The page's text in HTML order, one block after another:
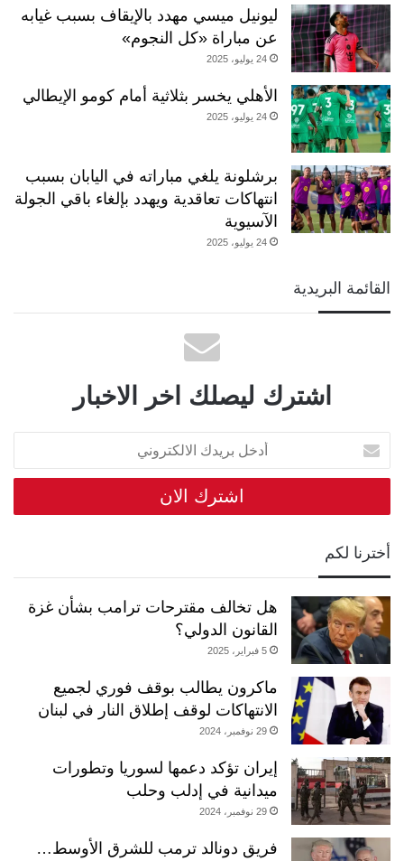
ليونيل ميسي مهدد بالإيقاف بسبب غيابه
عن مباراة «كل النجوم»
24 يوليو، 2025
الأهلي يخسر بثلاثية أمام كومو الإيطالي
24 يوليو، 2025
برشلونة يلغي مباراته في اليابان بسبب
انتهاكات تعاقدية ويهدد بإلغاء باقي الجولة
الآسيوية
24 يوليو، 2025
القائمة البريدية
اشترك ليصلك اخر الاخبار
أدخل
بريدك
الالكتروني
أخترنا لكم
هل تخالف مقترحات ترامب بشأن غزة
القانون الدولي؟
5 فبراير، 2025
ماكرون يطالب بوقف فوري لجميع
الانتهاكات لوقف إطلاق النار في لبنان
29 نوفمبر، 2024
إيران تؤكد دعمها لسوريا وتطورات
ميدانية في إدلب وحلب
29 نوفمبر، 2024
فريق دونالد ترمب للشرق الأوسط…